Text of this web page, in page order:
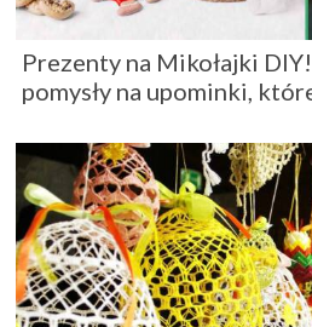
Prezenty na Mikołajki
pomysły na upominki,